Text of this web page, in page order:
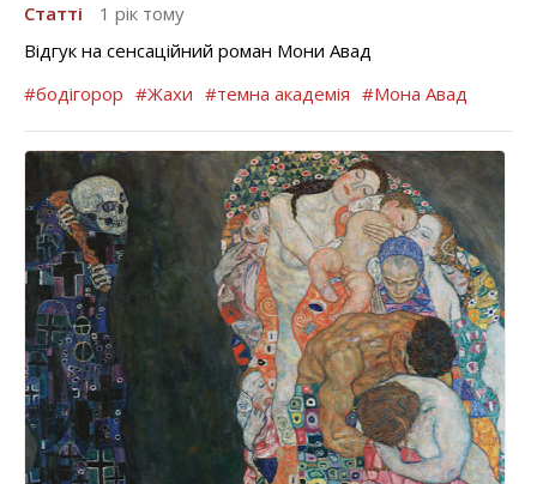
Статті
1 рік тому
Відгук на сенсаційний роман Мони Авад
#бодігорор #Жахи #темна академія #Мона Авад